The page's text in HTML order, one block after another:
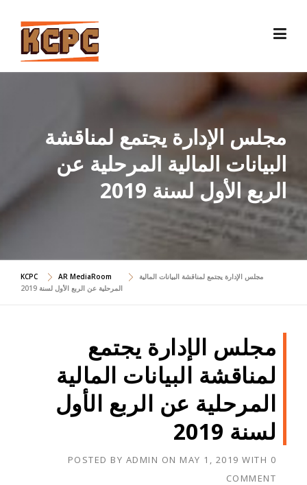
content
مجلس الإدارة يجتمع لمناقشة
البيانات المالية المرحلية عن
الربع الأول لسنة 2019
KCPC AR MediaRoom
مجلس الإدارة يجتمع لمناقشة البيانات المالية
المرحلية عن الربع الأول لسنة 2019
مجلس الإدارة يجتمع
لمناقشة البيانات المالية
المرحلية عن الربع الأول
لسنة 2019
POSTED BY ADMIN ON MAY 1, 2019 WITH 0
COMMENT